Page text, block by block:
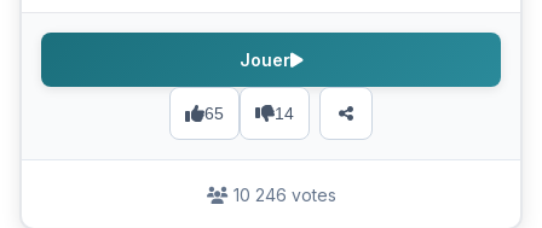
65 14
Jouer
10 246 votes